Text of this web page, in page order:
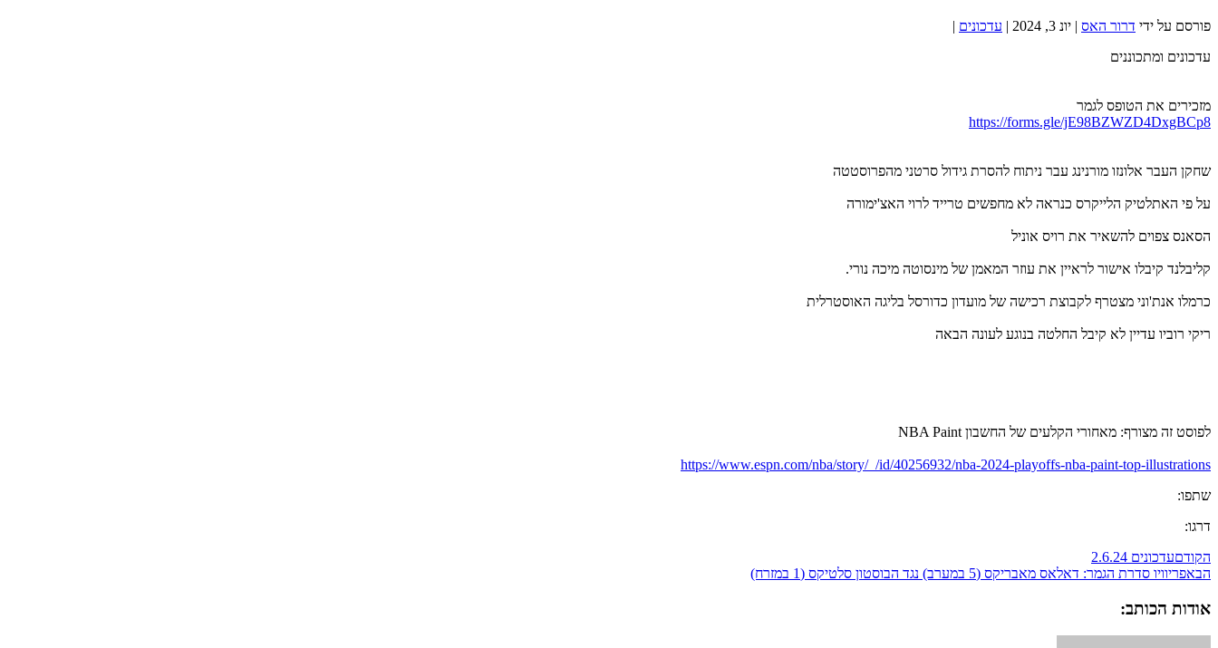
פורסם על ידי דרור האס | יונ 3, 2024 | עדכונים |
עדכונים ומתכוננים
מזכירים את הטופס לגמר
https://forms.gle/jE98BZWZD4DxgBCp8
שחקן העבר אלונזו מורנינג עבר ניתוח להסרת גידול סרטני מהפרוסטטה
על פי האתלטיק הלייקרס כנראה לא מחפשים טרייד לרוי האצ'ימורה
הסאנס צפוים להשאיר את רויס אוניל
קליבלנד קיבלו אישור לראיין את עוזר המאמן של מינסוטה מיכה נורי.
כרמלו אנת'וני מצטרף לקבוצת רכישה של מועדון כדורסל בליגה האוסטרלית
ריקי רוביו עדיין לא קיבל החלטה בנוגע לעונה הבאה
לפוסט זה מצורף: מאחורי הקלעים של החשבון NBA Paint
https://www.espn.com/nba/story/_/id/40256932/nba-2024-playoffs-nba-paint-top-illustrations
שתפו:
דרגו:
הקודםעדכונים 2.6.24
הבאפריוויו סדרת הגמר: דאלאס מאבריקס (5 במערב) נגד הבוסטון סלטיקס (1 במזרח)
אודות הכותב: